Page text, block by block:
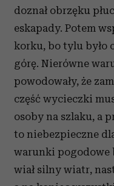
doznał obrzęku
eskapady. Potem
korku, bo tylu było
górę. Nierówne
powodowały, że
część wycieczki
osoby na szlaku, a
to niebezpieczne
warunki pogodowe
wiał silny wiatr,